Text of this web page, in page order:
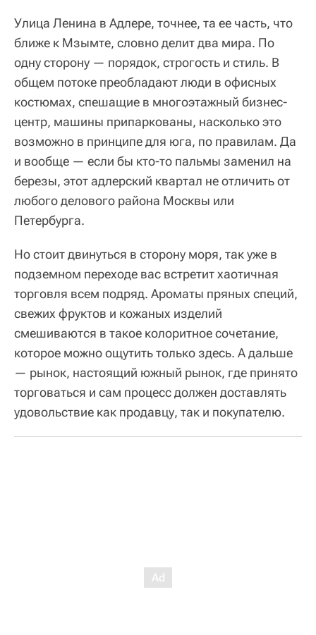
Улица Ленина в Адлере, точнее, та ее часть, что
ближе к Мзымте, словно делит два мира. По
одну сторону — порядок, строгость и стиль. В
общем потоке преобладают люди в офисных
костюмах, спешащие в многоэтажный бизнес-
центр, машины припаркованы, насколько это
возможно в принципе для юга, по правилам. Да
и вообще — если бы кто-то пальмы заменил на
березы, этот адлерский квартал не отличить от
любого делового района Москвы или
Петербурга.
Но стоит двинуться в сторону моря, так уже в
подземном переходе вас встретит хаотичная
торговля всем подряд. Ароматы пряных специй,
свежих фруктов и кожаных изделий
смешиваются в такое колоритное сочетание,
которое можно ощутить только здесь. А дальше
— рынок, настоящий южный рынок, где принято
торговаться и сам процесс должен доставлять
удовольствие как продавцу, так и покупателю.